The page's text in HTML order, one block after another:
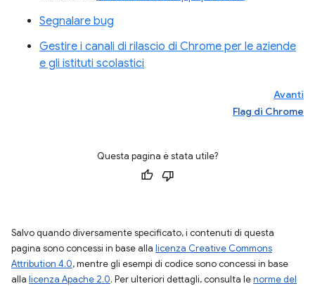
Segnalare bug
Gestire i canali di rilascio di Chrome per le aziende
e gli istituti scolastici
Avanti
Flag di Chrome
Questa pagina è stata utile?
Salvo quando diversamente specificato, i contenuti di questa
pagina sono concessi in base alla licenza Creative Commons
Attribution 4.0, mentre gli esempi di codice sono concessi in base
alla licenza Apache 2.0. Per ulteriori dettagli, consulta lenorme del